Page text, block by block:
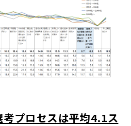
考プロセスは平均4.1ス